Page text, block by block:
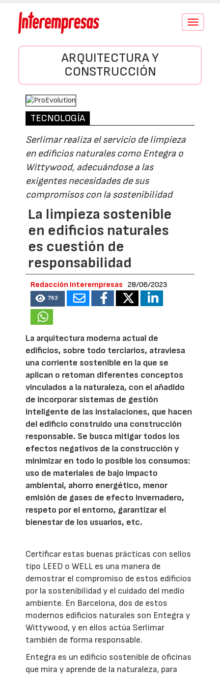
Conmutar
ARQUITECTURA Y
CONSTRUCCIÓN
TECNOLOGÍA
Serlimar realiza el servicio de limpieza
en edificios naturales como Entegra o
Wittywood, adecuándose a las
exigentes necesidades de sus
compromisos con la sostenibilidad
La limpieza sostenible
en edificios naturales
es cuestión de
responsabilidad
Redacción Interempresas 28/06/2023
763
La arquitectura moderna actual de
edificios, sobre todo terciarios, atraviesa
una corriente sostenible en la que se
aplican o retoman diferentes conceptos
vinculados a la naturaleza, con el añadido
de incorporar sistemas de gestión
inteligente de las instalaciones, que hacen
del edificio construido una construcción
responsable. Se busca mitigar todos los
efectos negativos de la construcción y
minimizar en todo lo posible los consumos:
uso de materiales de bajo impacto
ambiental, ahorro energético, menor
emisión de gases de efecto invernadero,
respeto por el entorno, garantizar el
bienestar de los usuarios, etc.
Certificar estas buenas prácticas con sellos
tipo LEED o WELL es una manera de
demostrar el compromiso de estos edificios
por la sostenibilidad y el cuidado del medio
ambiente. En Barcelona, dos de estos
modernos edificios naturales son Entegra y
Wittywood, y en ellos actúa Serlimar
también de forma responsable.
Entegra es un edificio sostenible de oficinas
que mira y aprende de la naturaleza, para